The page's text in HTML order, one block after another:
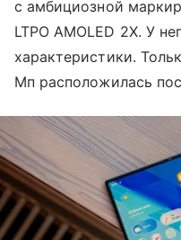
с амбициозной
LTPO AMOLED 2X. У
характеристики.
Мп расположилась